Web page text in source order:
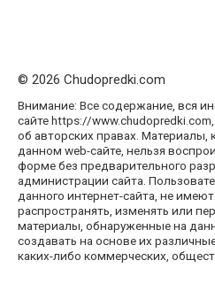
© 2026 Chudopredki.com
Внимание: Все содержание, вся
сайте https://
об авторских правах. Материалы,
данном web-сайте, нельзя
форме без предварительного
администрации сайта.
данного интернет-сайта, не
распространять, изменять или
материалы, обнаруженные на
создавать на основе их
каких-либо коммерческих,